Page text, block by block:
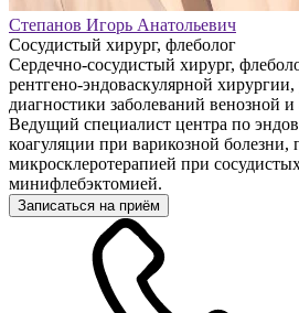
Степанов Игорь Анатольевич
Сосудистый хирург, флеболог
Сердечно-сосудистый хирург,
рентгено-эндоваскулярной хирургии,
диагностики заболеваний венозной
Ведущий специалист центра по
коагуляции при варикозной болезни,
микросклеротерапией при
минифлебэктомией.
Записаться на приём